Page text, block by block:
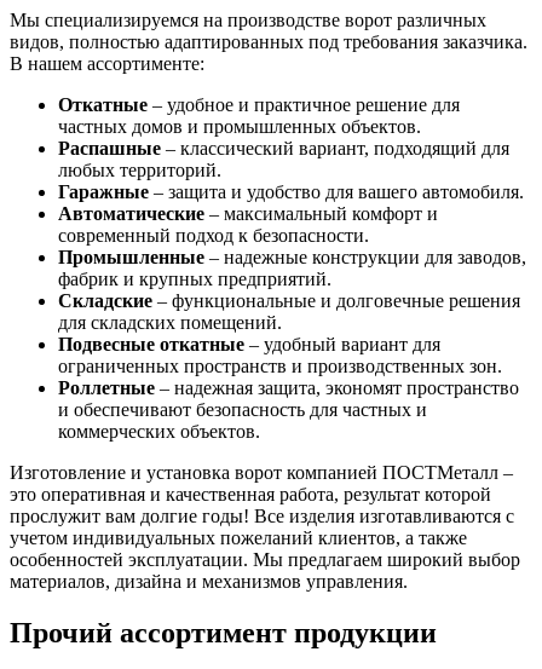
Мы специализируемся на производстве ворот различных
видов, полностью адаптированных под требования заказчика.
В нашем ассортименте:
Откатные – удобное и практичное решение для
частных домов и промышленных объектов.
Распашные – классический вариант, подходящий для
любых территорий.
Гаражные – защита и удобство для вашего автомобиля.
Автоматические – максимальный комфорт и
современный подход к безопасности.
Промышленные – надежные конструкции для заводов,
фабрик и крупных предприятий.
Складские – функциональные и долговечные решения
для складских помещений.
Подвесные откатные – удобный вариант для
ограниченных пространств и производственных зон.
Роллетные – надежная защита, экономят пространство
и обеспечивают безопасность для частных и
коммерческих объектов.
Изготовление и установка ворот компанией ПОСТМеталл –
это оперативная и качественная работа, результат которой
прослужит вам долгие годы! Все изделия изготавливаются с
учетом индивидуальных пожеланий клиентов, а также
особенностей эксплуатации. Мы предлагаем широкий выбор
материалов, дизайна и механизмов управления.
Прочий ассортимент продукции